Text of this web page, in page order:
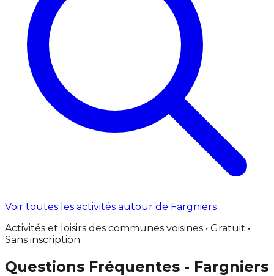
Voir toutes les activités autour de Fargniers
Activités et loisirs des communes voisines • Gratuit •
Sans inscription
Questions Fréquentes - Fargniers